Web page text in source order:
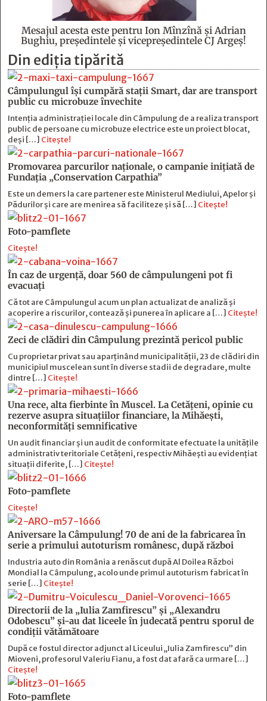
Mesajul acesta este pentru Ion Mînzînă şi Adrian
Bughiu, preşedintele şi vicepreşedintele CJ Argeş!
Din ediția tipărită
Câmpulungul îşi cumpără staţii Smart, dar are transport
public cu microbuze învechite
Intenția administrației locale din Câmpulung de a realiza transport
public de persoane cu microbuze electrice este un proiect blocat,
deși […] Citește!
Promovarea parcurilor naționale, o campanie inițiată de
Fundația „Conservation Carpathia”
Este un demers la care partener este Ministerul Mediului, Apelor și
Pădurilor și care are menirea să faciliteze și să […] Citește!
Foto-pamflete
Citește!
În caz de urgență, doar 560 de câmpulungeni pot fi
evacuați
Că tot are Câmpulungul acum un plan actualizat de analiză și
acoperire a riscurilor, contează și punerea în aplicare a […] Citește!
Zeci de clădiri din Câmpulung prezintă pericol public
Cu proprietar privat sau aparținând municipalității, 23 de clădiri din
municipiul muscelean sunt în diverse stadii de degradare, multe
dintre […] Citește!
Una rece, alta fierbinte în Muscel. La Cetăţeni, opinie cu
rezerve asupra situaţiilor financiare, la Mihăeşti,
neconformităţi semnificative
Un audit financiar și un audit de conformitate efectuate la unitățile
administrativ teritoriale Cetățeni, respectiv Mihăești au evidențiat
situații diferite, […] Citește!
Foto-pamflete
Citește!
Aniversare la Câmpulung! 70 de ani de la fabricarea în
serie a primului autoturism românesc, după război
Industria auto din România a renăscut după Al Doilea Război
Mondial la Câmpulung, acolo unde primul autoturism fabricat în
serie […] Citește!
Directorii de la „Iulia Zamfirescu” și „Alexandru
Odobescu” și-au dat liceele în judecată pentru sporul de
condiții vătămătoare
După ce fostul director adjunct al Liceului „Iulia Zamfirescu” din
Mioveni, profesorul Valeriu Fianu, a fost dat afară ca urmare […]
Citește!
Foto-pamflete